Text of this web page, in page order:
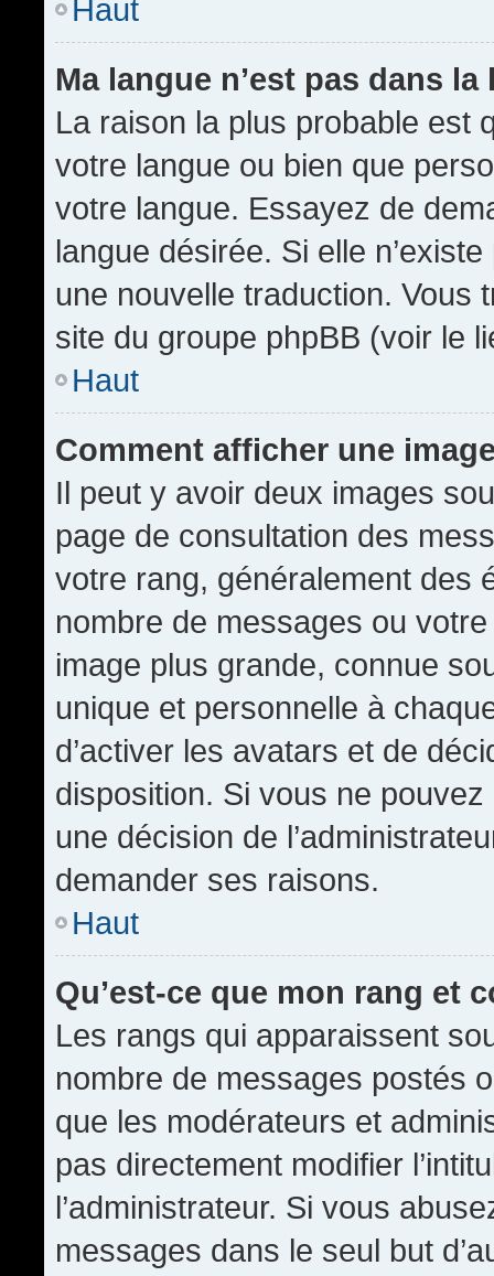
Haut
Ma langue n’est pas dans la
La raison la plus probable est
votre langue ou bien que
votre langue. Essayez de
langue désirée. Si elle
une nouvelle traduction. Vous
site du groupe phpBB (voir le
Haut
Comment afficher une
Il peut y avoir deux images
page de consultation des
votre rang, généralement des
nombre de messages ou
image plus grande, connue
unique et personnelle à
d’activer les avatars et de
disposition. Si vous ne pouvez
une décision de
demander ses raisons.
Haut
Qu’est-ce que mon rang et
Les rangs qui apparaissent
nombre de messages postés
que les modérateurs et
pas directement modifier
l’administrateur. Si vous
messages dans le seul but